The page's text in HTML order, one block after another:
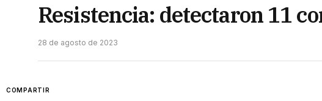
Resistencia: detectaron 11
28 de agosto de 2023
COMPARTIR